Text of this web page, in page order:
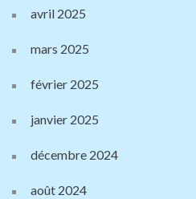
avril 2025
mars 2025
février 2025
janvier 2025
décembre 2024
août 2024